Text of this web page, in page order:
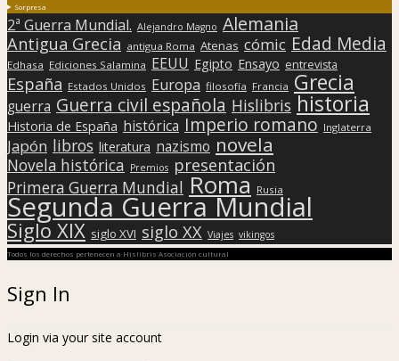
Sorpresa
2ª Guerra Mundial. Alejandro Magno Alemania
Antigua Grecia antigua Roma Atenas cómic Edad Media
Edhasa Ediciones Salamina EEUU Egipto Ensayo entrevista
España Estados Unidos Europa filosofía Francia Grecia
guerra Guerra civil española Hislibris historia
Historia de España histórica Imperio romano Inglaterra
Japón libros literatura nazismo novela
Novela histórica Premios presentación
Primera Guerra Mundial Roma Rusia
Segunda Guerra Mundial
Siglo XIX siglo XVI siglo XX Viajes vikingos
Todos los derechos pertenecen a Hislibris Asociación cultural
Sign In
Login via your site account